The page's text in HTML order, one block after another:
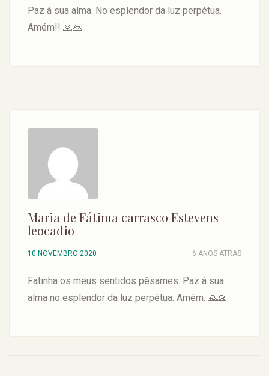
Paz à sua alma. No esplendor da luz perpétua.
Amém!! 🙏🙏
Maria de Fátima carrasco Estevens
leocadio
10 NOVEMBRO 2020 6 ANOS ATRAS
Fatinha os meus sentidos pêsames. Paz à sua
alma no esplendor da luz perpétua. Amém. 🙏🙏